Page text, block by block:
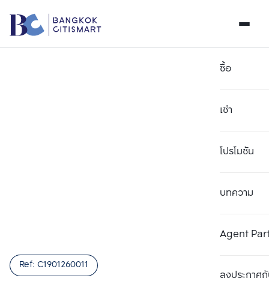
ซื้อ
เช่า
โปรโมชัน
บทความ
Agent
ลงประกาศกั
Ref: C1901260011 เปรียบเทียบ